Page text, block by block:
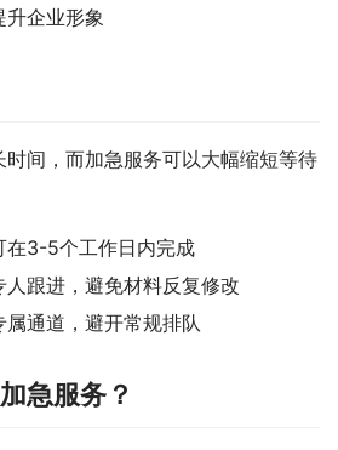
企业形象
间，而加急服务可以大幅缩短等待
在3-5个工作日内完成
人跟进，避免材料反复修改
属通道，避开常规排队
急服务？